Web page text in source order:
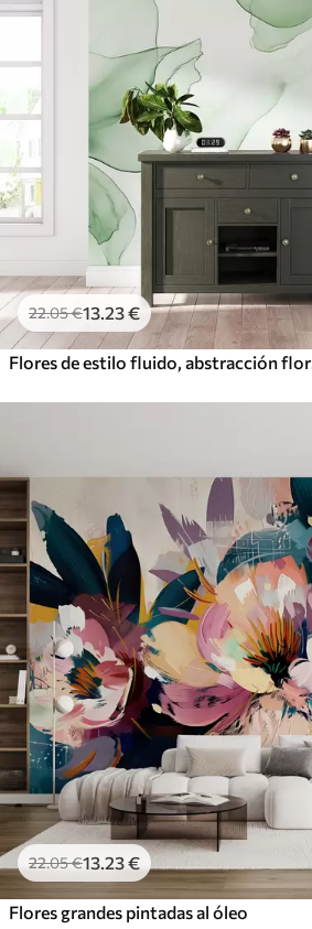
22.05€13 .23€
22.05€13 .23€
Flores grandes pintadas al óleo